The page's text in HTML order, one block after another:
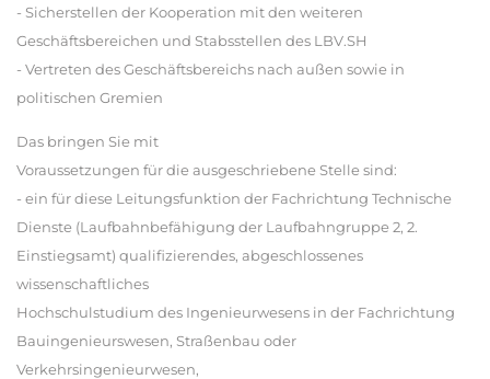
- Sicherstellen der Kooperation mit den weiteren
Geschäftsbereichen und Stabsstellen des LBV.SH
- Vertreten des Geschäftsbereichs nach außen sowie in
politischen Gremien
Das bringen Sie mit
Voraussetzungen für die ausgeschriebene Stelle sind:
- ein für diese Leitungsfunktion der Fachrichtung Technische
Dienste (Laufbahnbefähigung der Laufbahngruppe 2, 2.
Einstiegsamt) qualifizierendes, abgeschlossenes
wissenschaftliches
Hochschulstudium des Ingenieurwesens in der Fachrichtung
Bauingenieurswesen, Straßenbau oder
Verkehrsingenieurwesen,